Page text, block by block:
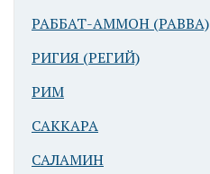
РАББАТ-АММОН (РАВВА)
РИГИЯ (РЕГИЙ)
РИМ
САККАРА
САЛАМИН